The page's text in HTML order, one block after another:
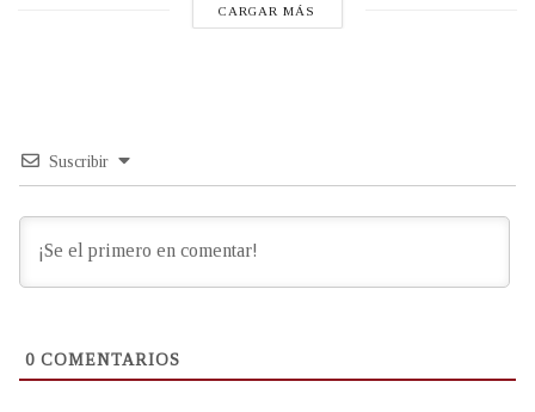
CARGAR MÁS
Suscribir
0 COMENTARIOS